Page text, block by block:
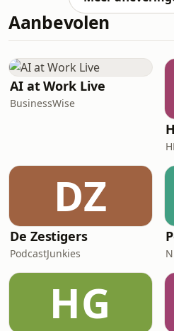
Verder ging Pasveer
van huis, maar dat
en bellen wij met de
maandagavond, op
aflevering van De
vrijdag kunnen jullie
Aanbevolen
AI at Work Live
BusinessWise
DZ
De Zestigers
PodcastJunkies
HG